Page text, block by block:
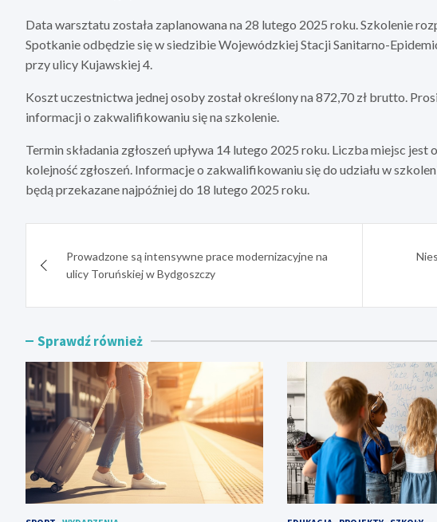
Data warsztatu została zaplanowana na 28 lutego 2025 roku. Szkolenie
Spotkanie odbędzie się w siedzibie Wojewódzkiej Stacji Sanitarno-
przy ulicy Kujawskiej 4.
Koszt uczestnictwa jednej osoby został określony na 872,70 zł brutto.
informacji o zakwalifikowaniu się na szkolenie.
Termin składania zgłoszeń upływa 14 lutego 2025 roku. Liczba miejsc
kolejność zgłoszeń. Informacje o zakwalifikowaniu się do udziału w
będą przekazane najpóźniej do 18 lutego 2025 roku.
wpisuProwadzone są intensywne prace modernizacyjne na
ulicy Toruńskiej w Bydgoszczy
Sprawdź również